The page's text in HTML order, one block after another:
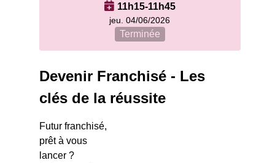
11h15-11h45
jeu. 04/06/2026
Terminée
Devenir Franchisé - Les
clés de la réussite
Futur franchisé,
prêt à vous
lancer ?